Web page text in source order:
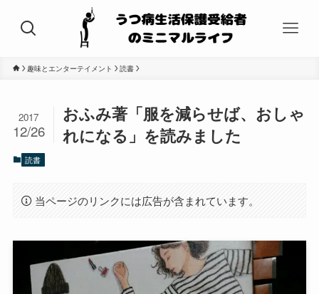
趣味とエンターテイメント 読書
おふみ著「服を減らせば、おしゃ
れになる」を読みました
2017
12/26
読書
当ページのリンクには広告が含まれています。